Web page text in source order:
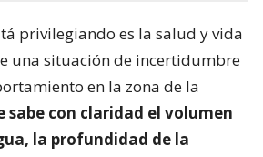
privilegiando es la salud y vida
una situación de incertidumbre
en la zona de la
sabe con claridad el volumen
la profundidad de la